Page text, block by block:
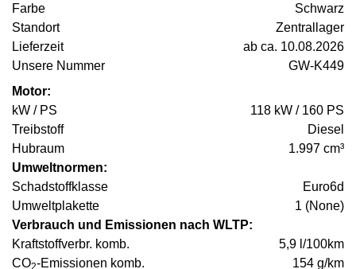
Farbe
Schwarz
Standort
Zentrallager
Lieferzeit
ab ca. 10.08.2026
Unsere Nummer
GW-K449
Motor:
kW / PS
118 kW / 160 PS
Treibstoff
Diesel
Hubraum
1.997 cm³
Umweltnormen:
Schadstoffklasse
Euro6d
Umweltplakette
1 (None)
Verbrauch und Emissionen nach WLTP:
Kraftstoffverbr. komb.
5,9 l/100km
CO2-Emissionen komb.
154 g/km